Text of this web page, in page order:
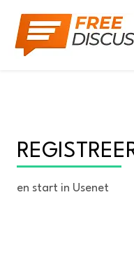
en start in Usenet